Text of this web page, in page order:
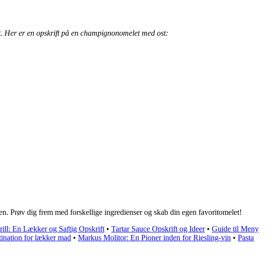
er en opskrift på en champignonomelet med ost:
Prøv dig frem med forskellige ingredienser og skab din egen favoritomelet!
En Lækker og Saftig Opskrift • Tartar Sauce Opskrift og Ideer• Guide til Meny
for lækker mad • Markus Molitor: En Pioner inden for Riesling-vin • Pasta